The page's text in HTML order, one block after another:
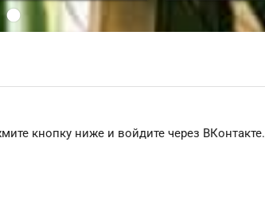
кнопку ниже и войдите через ВКонтакте.